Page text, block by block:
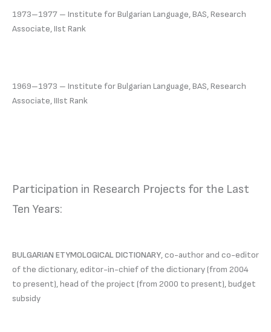
1973–1977 – Institute for Bulgarian Language, BAS, Research
Associate, IIst Rank
1969–1973 – Institute for Bulgarian Language, BAS, Research
Associate, IIIst Rank
Participation in Research Projects for the Last
Ten Years:
BULGARIAN ETYMOLOGICAL DICTIONARY, co-author and co-editor
of the dictionary, editor-in-chief of the dictionary (from 2004
to present), head of the project (from 2000 to present), budget
subsidy